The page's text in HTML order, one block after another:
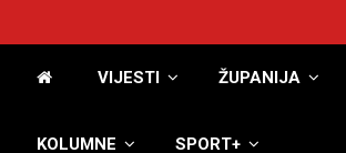
VIJESTI ŽUPANIJA
KOLUMNE SPORT+